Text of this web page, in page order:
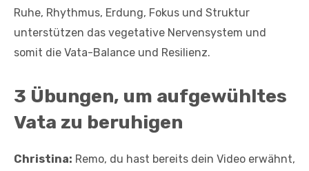
Ruhe, Rhythmus, Erdung, Fokus und Struktur
unterstützen das vegetative Nervensystem und
somit die Vata-Balance und Resilienz.
3 Übungen, um aufgewühltes
Vata zu beruhigen
Christina: Remo, du hast bereits dein Video erwähnt,